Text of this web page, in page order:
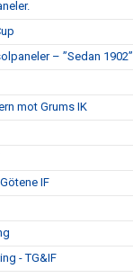
– ”Sedan 1902”
mot Grums IK
IF
- TG&IF